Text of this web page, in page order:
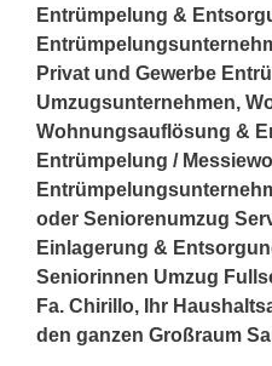
Entrümpelung &
Privat und Gewerbe
Umzugsunternehmen,
Wohnungsauflösung &
Entrümpelung /
oder Seniorenumzug
Einlagerung &
Seniorinnen Umzug
Fa. Chirillo, Ihr
den ganzen Großraum